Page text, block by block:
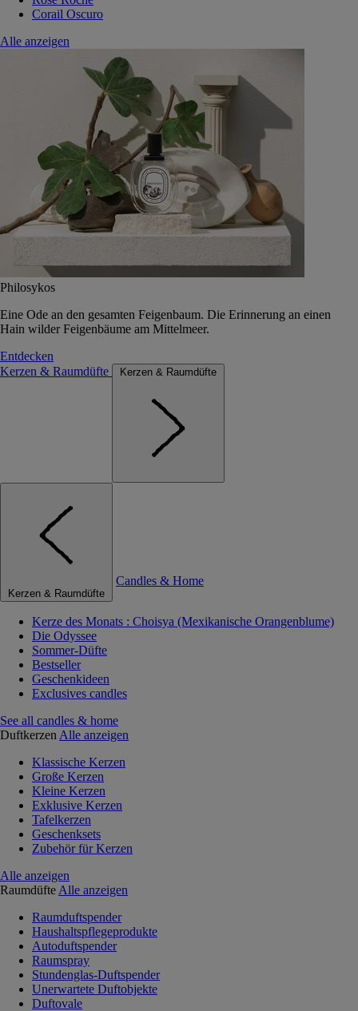
Corail Oscuro
Alle anzeigen
Philosykos
Eine Ode an den gesamten Feigenbaum. Die Erinnerung an einen
Hain wilder Feigenbäume am Mittelmeer.
Entdecken
Kerzen & Raumdüfte
Kerzen & Raumdüfte
Kerzen & Raumdüfte
Candles & Home
Kerze des Monats : Choisya (Mexikanische Orangenblume)
Die Odyssee
Sommer-Düfte
Bestseller
Geschenkideen
Exclusives candles
See all candles & home
Duftkerzen Alle anzeigen
Klassische Kerzen
Große Kerzen
Kleine Kerzen
Exklusive Kerzen
Tafelkerzen
Geschenksets
Zubehör für Kerzen
Alle anzeigen
Raumdüfte Alle anzeigen
Raumduftspender
Haushaltspflegeprodukte
Autoduftspender
Raumspray
Stundenglas-Duftspender
Unerwartete Duftobjekte
Duftovale